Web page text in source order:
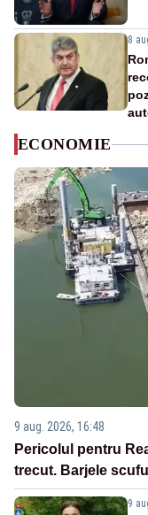
8
ECONOMIE
9 aug. 2026, 16:48
Pericolul pentru
trecut. Barjele
9